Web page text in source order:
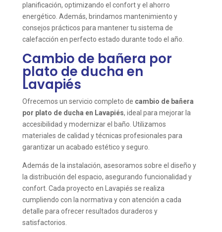
planificación, optimizando el confort y el ahorro
energético. Además, brindamos mantenimiento y
consejos prácticos para mantener tu sistema de
calefacción en perfecto estado durante todo el año.
Cambio de bañera por
plato de ducha en
Lavapiés
Ofrecemos un servicio completo de cambio de bañera
por plato de ducha en Lavapiés, ideal para mejorar la
accesibilidad y modernizar el baño. Utilizamos
materiales de calidad y técnicas profesionales para
garantizar un acabado estético y seguro.
Además de la instalación, asesoramos sobre el diseño y
la distribución del espacio, asegurando funcionalidad y
confort. Cada proyecto en Lavapiés se realiza
cumpliendo con la normativa y con atención a cada
detalle para ofrecer resultados duraderos y
satisfactorios.